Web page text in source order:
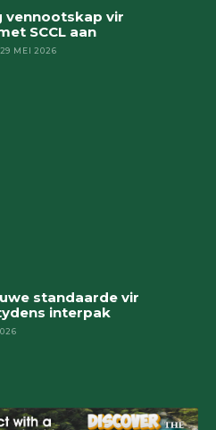
vennootskap vir
SCCL aan
29 MEI 2026
standaarde vir
interpak